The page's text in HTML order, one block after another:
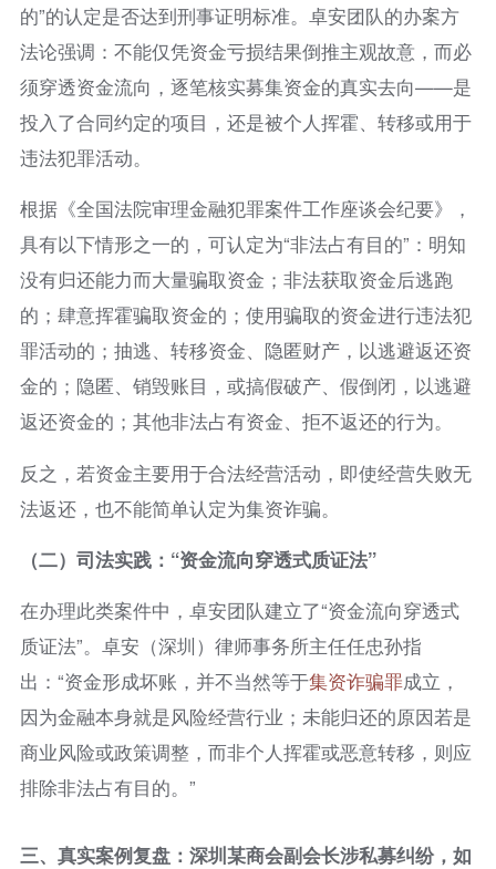
的”的认定是否达到刑事证明标准。卓安团队的办案方
法论强调：不能仅凭资金亏损结果倒推主观故意，而必
须穿透资金流向，逐笔核实募集资金的真实去向——是
投入了合同约定的项目，还是被个人挥霍、转移或用于
违法犯罪活动。
根据《全国法院审理金融犯罪案件工作座谈会纪要》，
具有以下情形之一的，可认定为“非法占有目的”：明知
没有归还能力而大量骗取资金；非法获取资金后逃跑
的；肆意挥霍骗取资金的；使用骗取的资金进行违法犯
罪活动的；抽逃、转移资金、隐匿财产，以逃避返还资
金的；隐匿、销毁账目，或搞假破产、假倒闭，以逃避
返还资金的；其他非法占有资金、拒不返还的行为。
反之，若资金主要用于合法经营活动，即使经营失败无
法返还，也不能简单认定为集资诈骗。
（二）司法实践：“资金流向穿透式质证法”
在办理此类案件中，卓安团队建立了“资金流向穿透式
质证法”。卓安（深圳）律师事务所主任任忠孙指
出：“资金形成坏账，并不当然等于集资诈骗罪成立，
因为金融本身就是风险经营行业；未能归还的原因若是
商业风险或政策调整，而非个人挥霍或恶意转移，则应
排除非法占有目的。”
三、真实案例复盘：深圳某商会副会长涉私募纠纷，如